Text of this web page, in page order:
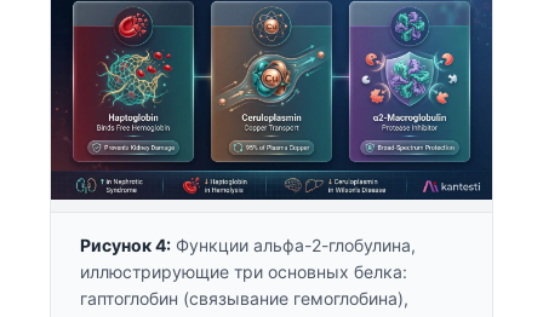
Рисунок 4: Функции альфа-2-глобулина,
иллюстрирующие три основных белка:
гаптоглобин (связывание гемоглобина),